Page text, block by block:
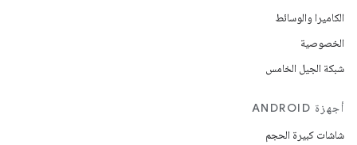
الكاميرا والوسائط
الخصوصية
شبكة الجيل الخامس
أجهزة ANDROID
شاشات كبيرة الحجم